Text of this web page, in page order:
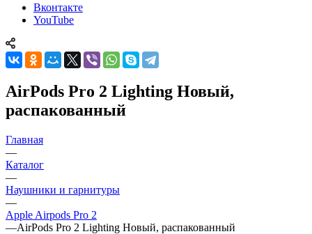
Вконтакте
YouTube
AirPods Pro 2 Lighting Новый,
распакованный
Главная
—
Каталог
—
Наушники и гарнитуры
—
Apple Airpods Pro 2
—AirPods Pro 2 Lighting Новый, распакованный